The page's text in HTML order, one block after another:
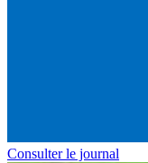
Consulter le journal